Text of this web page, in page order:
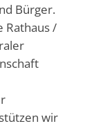
Bürger.
Rathaus /
wir